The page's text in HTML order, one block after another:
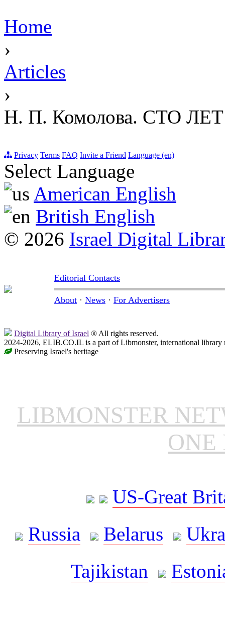
Home
›
Articles
›
Н. П. Комолова. СТО
Privacy Terms FAQ Invite a Friend Language (en)
Select Language
American English
British English
© 2026 Israel Digital
Editorial Contacts
About · News · For Advertisers
Digital Library of Israel ® All rights reserved.
2024-2026, ELIB.CO.IL is a part of Libmonster, international library
Preserving Israel's heritage
LIBMONSTER
ONE
US-Great
Russia
Belarus
Tajikistan